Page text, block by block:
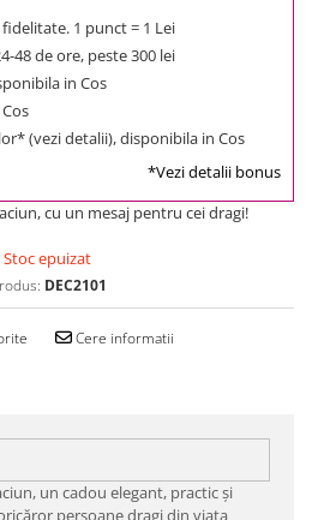
1 punct = 1 Lei
48 de ore, peste 300 lei
in Cos
(vezi detalii), disponibila in Cos
*Vezi detalii bonus
cu un mesaj pentru cei dragi!
Stoc epuizat
DEC2101
Cere informatii
un cadou elegant, practic şi
persoane dragi din viaţa